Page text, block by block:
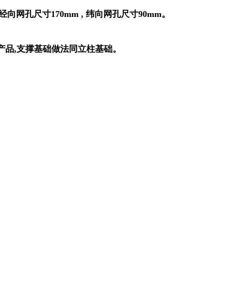
网孔尺寸170mm , 纬向网孔尺寸90mm。
,支撑基础做法同立柱基础。